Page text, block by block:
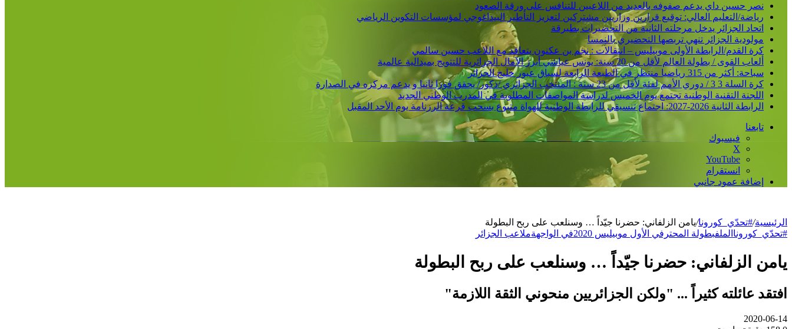
نصر حسين داي يدعم صفوفه بالعديد من اللاعبين للتنافس على ورقة الصعود
رياضة/التعليم العالي: توقيع قرارين وزاريين مشتركين لتعزيز التأطير البيداغوجي لمؤسسات التكوين الرياضي
اتحاد الجزائر يدخل مرحلته الثانية من التحضيرات بطبرقة
مولودية الجزائر تنهي تربصها التحضيري بالنمسا
كرة القدم/الرابطة الأولى موبيليس – انتقالات : نجم بن عكنون يتعاقد مع اللاعب حسين سالمي
ألعاب القوى / بطولة العالم لأقل من 20 سنة: يونس عياشي أبرز الآمال الجزائرية للتتويج بميدالية عالمية
سباحة: أكثر من 315 رياضيا منتظر في الطبعة الرابعة لسباق عبور خليج الجزائر
كرة السلة 3 3 / دوري الأمم لفئة لأقل من 23 سنة : المنتخب الجزائري /ذكور/ يحقق فوزا ثانيا و يدعم مركزه في الصدارة
اللجنة التقنية الوطنية تجتمع يوم الخميس لدراسة المواصفات المطلوبة في المدرب الوطني الجديد
الرابطة الثانية 2026-2027: اجتماع تنسيقي للرابطة الوطنية للهواة متبوع بسحب قرعة الرزنامة يوم الأحد المقبل
تابعنا
فيسبوك
‫X
‫YouTube
انستقرام
إضافة عمود جانبي
الرئيسية/#تحدّي_كورونا/يامن الزلفاني: حضرنا جيّداً … وسنلعب على ربح البطولة
#تحدّي_كورونا الملفبطولة المحترفي الأول موبيليس 2020 في الواجهةملاعب الجزائر
يامن الزلفاني: حضرنا جيّداً … وسنلعب على ربح البطولة
افتقد عائلته كثيراً ... "ولكن الجزائريين منحوني الثقة اللازمة"
2020-06-14